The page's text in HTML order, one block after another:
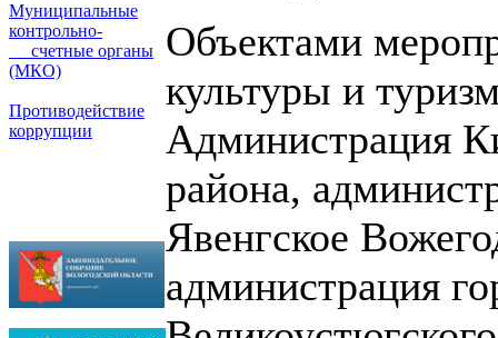
Муниципальные
контрольно-
счетные органы
(МКО)
Противодействие
коррупции
Объектами
культуры и
Администрация
района,
Явенгское
администрация